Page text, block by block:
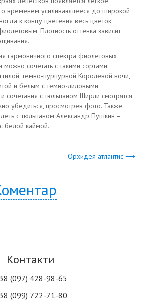
временем усиливающееся до широкой
к концу цветения весь цветок
Плотность оттенка зависит
гармоничного спектра фиолетовых
можно сочетать с такими сортами:
темно-пурпурной Королевой ночи,
и белым с темно-лиловыми
сочетания с тюльпаном Ширли смотрятся
убедиться, просмотрев фото. Также
с тюльпаном Александр Пушкин –
белой каймой.
Орхидея атлантис ⟶
Контакти
(097) 428-98-65
(099) 722-71-80